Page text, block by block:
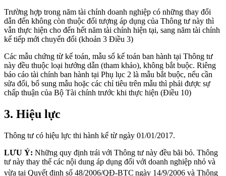
Trường hợp trong năm tài chính doanh nghiệp có những thay đổi
dẫn đến không còn thuộc đối tượng áp dụng của Thông tư này thì
vẫn thực hiện cho đến hết năm tài chính hiện tại, sang năm tài chính
kế tiếp mới chuyển đổi (khoản 3 Điều 3)
Các mẫu chứng từ kế toán, mẫu sổ kế toán ban hành tại Thông tư
này đều thuộc loại hướng dẫn (tham khảo), không bắt buộc. Riêng
báo cáo tài chính ban hành tại Phụ lục 2 là mẫu bắt buộc, nếu cần
sửa đổi, bổ sung mẫu hoặc các chỉ tiêu trên mẫu thì phải được sự
chấp thuận của Bộ Tài chính trước khi thực hiện (Điều 10)
3. Hiệu lực
Thông tư có hiệu lực thi hành kể từ ngày 01/01/2017.
LƯU Ý: Những quy định trái với Thông tư này đều bãi bỏ. Thông
tư này thay thế các nội dung áp dụng đối với doanh nghiệp nhỏ và
vừa tại Quyết định số 48/2006/QĐ-BTC ngày 14/9/2006 và Thông